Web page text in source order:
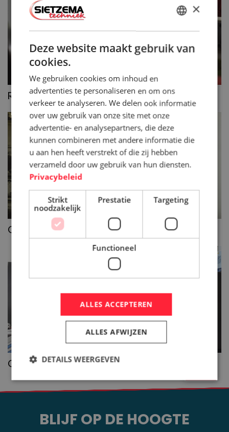
Rondslijpen
CNC Frezen
CNC turning
BLIJF OP DE HOOGTE
×
Deze website maakt gebruik van
cookies.
We gebruiken cookies om inhoud en
advertenties te personaliseren en om ons
verkeer te analyseren. We delen ook informatie
over uw gebruik van onze site met onze
advertentie- en analysepartners, die deze
kunnen combineren met andere informatie die
u aan hen heeft verstrekt of die zij hebben
verzameld door uw gebruik van hun diensten.
Privacybeleid
Strikt
noodzakelijk
Prestatie Targeting
Functioneel
ALLES ACCEPTEREN
ALLES AFWIJZEN
DETAILS WEERGEVEN